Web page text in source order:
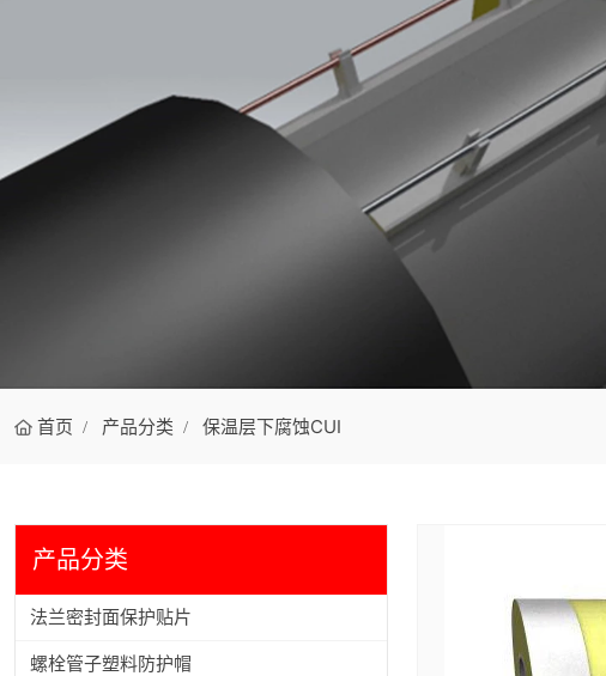
首页 产品分类 保温层下腐蚀CUI
产品分类
法兰密封面保护贴片
螺栓管子塑料防护帽